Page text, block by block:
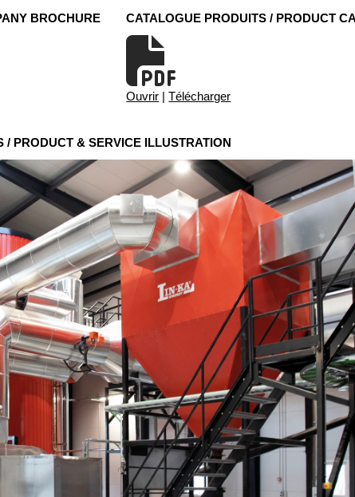
BROCHURE CATALOGUE PRODUITS / PRODUCT
Ouvrir | Télécharger
PRODUCT & SERVICE ILLUSTRATION